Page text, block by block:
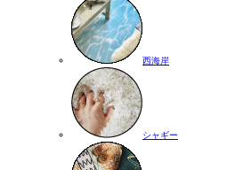
西海岸
シャギー